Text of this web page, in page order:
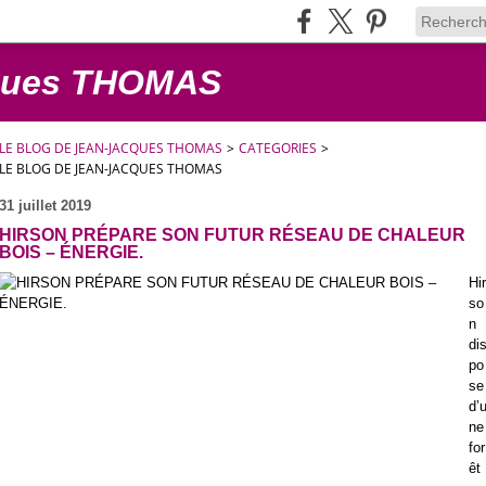
THOMAS
LE BLOG DE JEAN-JACQUES THOMAS > CATEGORIES >
LE BLOG DE JEAN-JACQUES THOMAS
31 juillet 2019
HIRSON PRÉPARE SON FUTUR RÉSEAU DE CHALEUR
BOIS – ÉNERGIE.
Hir
so
n
dis
po
se
d’u
ne
for
êt